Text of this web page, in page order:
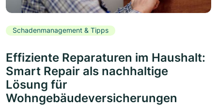
Schadenmanagement & Tipps
Effiziente Reparaturen im Haushalt:
Smart Repair als nachhaltige
Lösung für
Wohngebäudeversicherungen